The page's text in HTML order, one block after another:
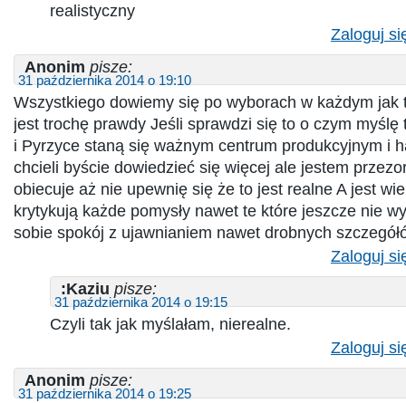
realistyczny
Zaloguj
Anonim pisze:
31 października 2014 o 19:10
Wszystkiego dowiemy się po wyborach w każdym jak
jest trochę prawdy Jeśli sprawdzi się to o czym myślę
i Pyrzyce staną się ważnym centrum produkcyjnym i
chcieli byście dowiedzieć się więcej ale jestem
obiecuje aż nie upewnię się że to jest realne A jest
krytykują każde pomysły nawet te które jeszcze nie
sobie spokój z ujawnianiem nawet drobnych
Zaloguj
:Kaziu pisze:
31 października 2014 o 19:15
Czyli tak jak myślałam, nierealne.
Zaloguj
Anonim pisze:
31 października 2014 o 19:25